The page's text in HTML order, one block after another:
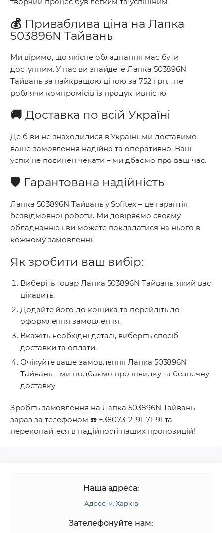
💰 Приваблива ціна на Лапка
503896N Тайвань
Ми віримо, що якісне обладнання має бути
доступним. У нас ви знайдете Лапка 503896N
Тайвань за найкращою ціною за 752 грн. , не
роблячи компромісів із продуктивністю.
🚚 Доставка по всій Україні
Де б ви не знаходилися в Україні, ми доставимо
ваше замовлення надійно та оперативно. Ваш
успіх не повинен чекати – ми дбаємо про ваш час.
🛡️ Гарантована надійність
Лапка 503896N Тайвань у Sofitex – це гарантія
безвідмовної роботи. Ми довіряємо своєму
обладнанню і ви можете покладатися на нього в
кожному замовленні.
Як зробити ваш вибір:
Виберіть товар Лапка 503896N Тайвань, який вас
цікавить.
Додайте його до кошика та перейдіть до
оформлення замовлення.
Вкажіть необхідні деталі, виберіть спосіб
доставки та оплати.
Очікуйте ваше замовлення Лапка 503896N
Тайвань – ми подбаємо про швидку та безпечну
доставку
Зробіть замовлення на Лапка 503896N Тайвань
зараз за телефоном ☎️ +38073-2-91-71-91 та
переконайтеся в надійності наших пропозицій!
Наша адреса:
Адрес: м. Харків
Зателефонуйте нам: